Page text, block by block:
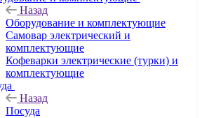
Назад
Оборудование и комплектующие
Самовар электрический и
комплектующие
Кофеварки электрические (турки) и
комплектующие
Назад
Посуда